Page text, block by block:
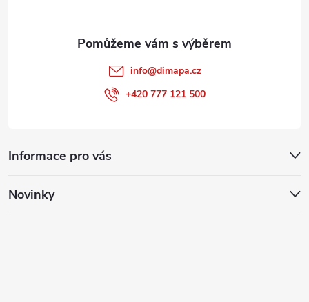
Informace pro vás
Novinky
info@dimapa.cz
+420 777 121 500